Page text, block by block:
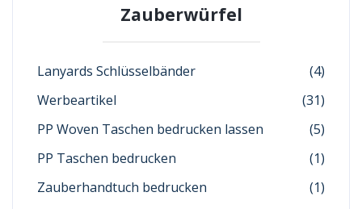
Zauberwürfel
Lanyards Schlüsselbänder
(4)
Werbeartikel
(31)
PP Woven Taschen bedrucken lassen
(5)
PP Taschen bedrucken
(1)
Zauberhandtuch bedrucken
(1)